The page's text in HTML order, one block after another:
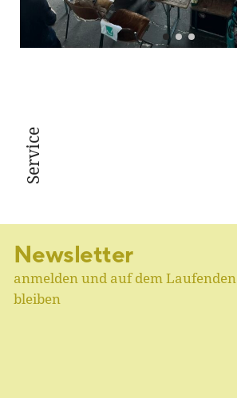
Service
Newsletter
anmelden und auf dem Laufenden
bleiben